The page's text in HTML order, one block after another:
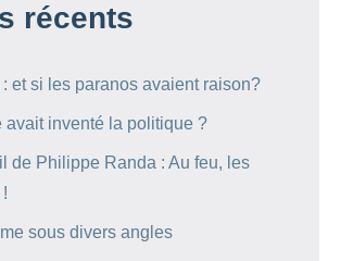
récents
et si les paranos avaient raison?
avait inventé la politique ?
de Philippe Randa : Au feu, les
sous divers angles